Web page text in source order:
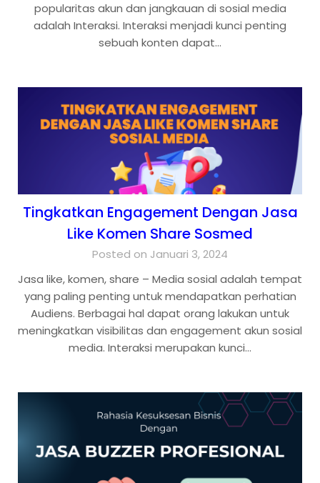
popularitas akun dan jangkauan di sosial media
adalah Interaksi. Interaksi menjadi kunci penting
sebuah konten dapat…
Tingkatkan Engagement Dengan Jasa
Like Komen Share Sosmed
Posted on Januari 3, 2024
Jasa like, komen, share – Media sosial adalah tempat
yang paling penting untuk mendapatkan perhatian
Audiens. Berbagai hal dapat orang lakukan untuk
meningkatkan visibilitas dan engagement akun sosial
media. Interaksi merupakan kunci…